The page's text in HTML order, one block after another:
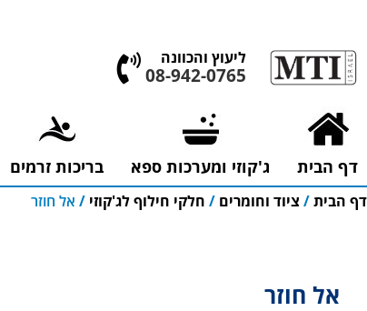
ליעוץ והכוונה
08-942-0765
דף הבית ג'קוזי ומערכות ספא בריכות זרמים
דף הבית/ ציוד וחומרים / חלקי חילוף לג'קוזי / אל חוזר
אל חוזר